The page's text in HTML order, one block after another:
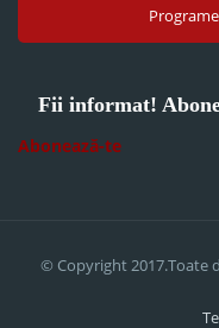
Fii informat!
Abonează-te
© Copyright 2017.Toate